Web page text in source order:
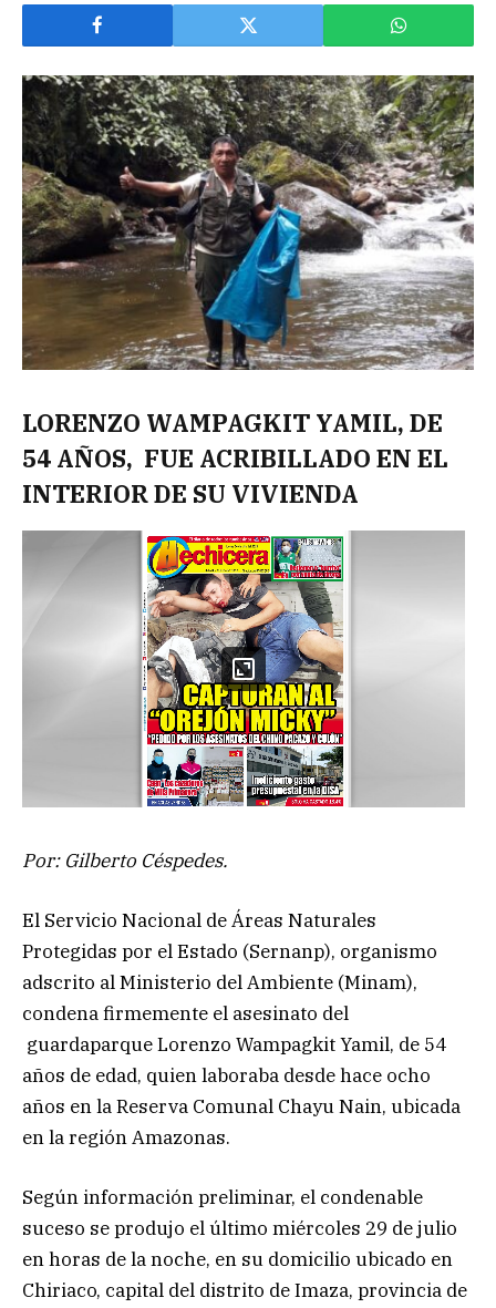
LORENZO WAMPAGKIT YAMIL, DE
54 AÑOS, FUE ACRIBILLADO EN EL
INTERIOR DE SU VIVIENDA
Por: Gilberto Céspedes.
El Servicio Nacional de Áreas Naturales
Protegidas por el Estado (Sernanp), organismo
adscrito al Ministerio del Ambiente (Minam),
condena firmemente el asesinato del
guardaparque Lorenzo Wampagkit Yamil, de 54
años de edad, quien laboraba desde hace ocho
años en la Reserva Comunal Chayu Nain, ubicada
en la región Amazonas.
Según información preliminar, el condenable
suceso se produjo el último miércoles 29 de julio
en horas de la noche, en su domicilio ubicado en
Chiriaco, capital del distrito de Imaza, provincia de